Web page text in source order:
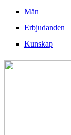
Män
Erbjudanden
Kunskap